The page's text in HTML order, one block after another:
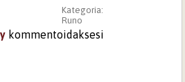
Kategoria:
Runo
kommentoidaksesi